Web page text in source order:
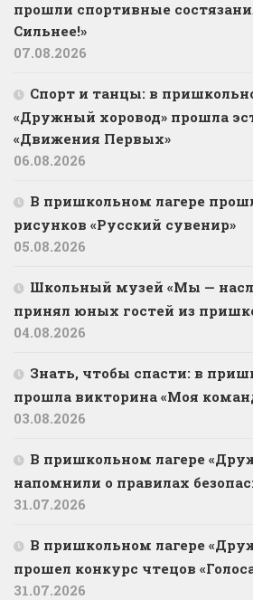
прошли спортивные
Сильнее!»
07.08.2026
Спорт и танцы: в
«Дружный хоровод» прошла
«Движения Первых»
06.08.2026
В пришкольном лагере
рисунков «Русский сувенир»
05.08.2026
Школьный музей «Мы —
принял юных гостей из
04.08.2026
Знать, чтобы спасти: в
прошла викторина «Моя
03.08.2026
В пришкольном лагере
напомнили о правилах
31.07.2026
В пришкольном лагере
прошел конкурс чтецов
31.07.2026